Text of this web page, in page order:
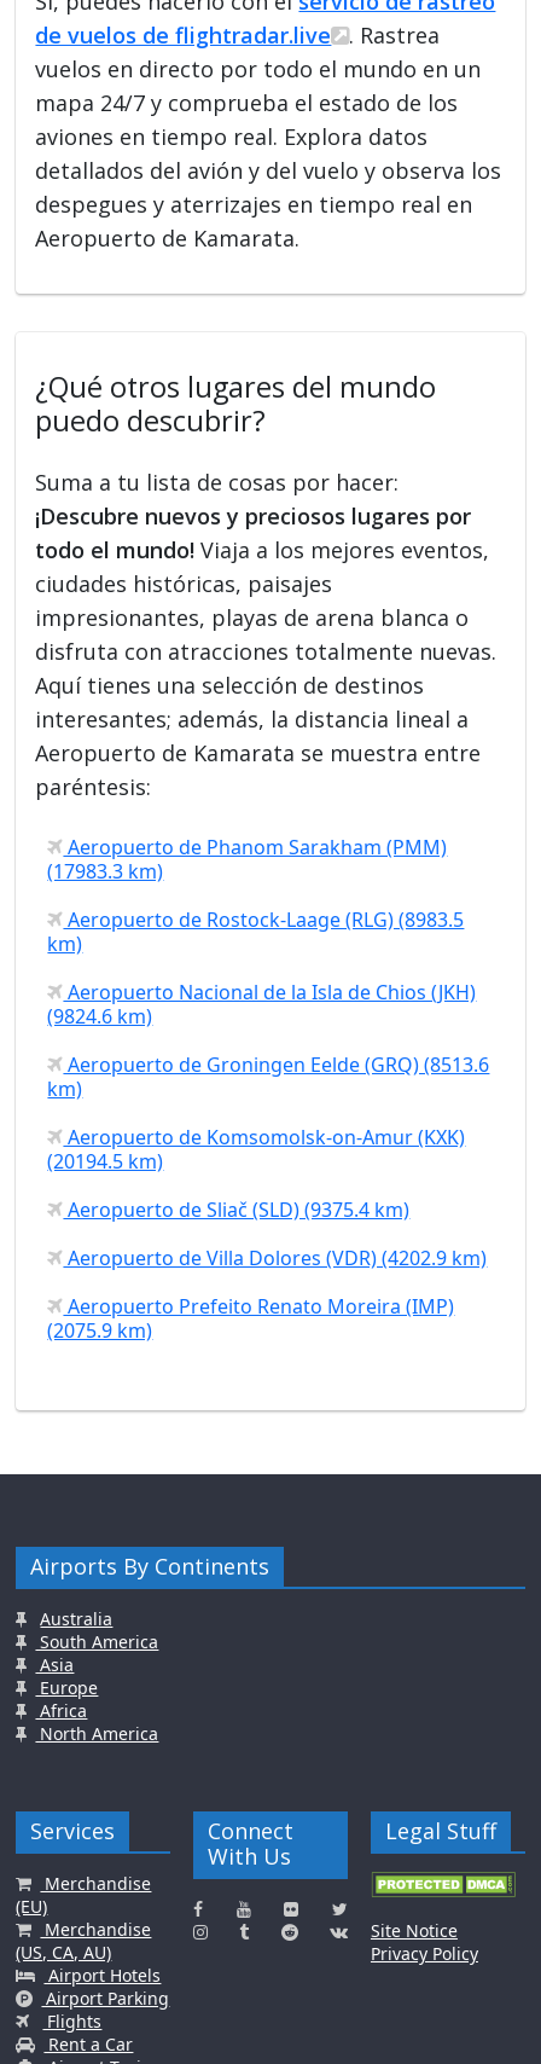
de vuelos de flightradar.live
. Rastrea
vuelos en directo por todo el mundo en un
mapa 24/7 y comprueba el estado de los
aviones en tiempo real. Explora datos
detallados del avión y del vuelo y observa los
despegues y aterrizajes en tiempo real en
Aeropuerto de Kamarata.
¿Qué otros lugares del mundo
puedo descubrir?
Suma a tu lista de cosas por hacer:
¡Descubre nuevos y preciosos lugares por
todo el mundo! Viaja a los mejores eventos,
ciudades históricas, paisajes
impresionantes, playas de arena blanca o
disfruta con atracciones totalmente nuevas.
Aquí tienes una selección de destinos
interesantes; además, la distancia lineal a
Aeropuerto de Kamarata se muestra entre
paréntesis:
Aeropuerto de Phanom Sarakham (PMM)
(17983.3 km)
Aeropuerto de Rostock-Laage (RLG) (8983.5
km)
Aeropuerto Nacional de la Isla de Chios (JKH)
(9824.6 km)
Aeropuerto de Groningen Eelde (GRQ) (8513.6
km)
Aeropuerto de Komsomolsk-on-Amur (KXK)
(20194.5 km)
Aeropuerto de Sliač (SLD) (9375.4 km)
Aeropuerto de Villa Dolores (VDR) (4202.9 km)
Aeropuerto Prefeito Renato Moreira (IMP)
(2075.9 km)
Airports By Continents
Australia
South America
Asia
Europe
Africa
North America
Services
Merchandise
(EU)
Merchandise
(US, CA, AU)
Airport Hotels
Airport Parking
Flights
Rent a Car
Connect
With Us
Legal Stuff
Site Notice
Privacy Policy